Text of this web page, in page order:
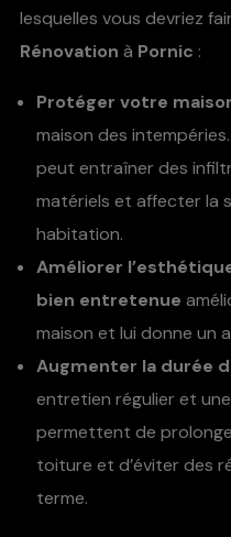
lesquelles vous devriez
Rénovation à Pornic :
Protéger votre
maison des
peut entraîner des
matériels et affecter la
habitation.
Améliorer
bien entretenue
maison et lui donne un
Augmenter la durée
entretien régulier et
permettent de
toiture et d’éviter des
terme.